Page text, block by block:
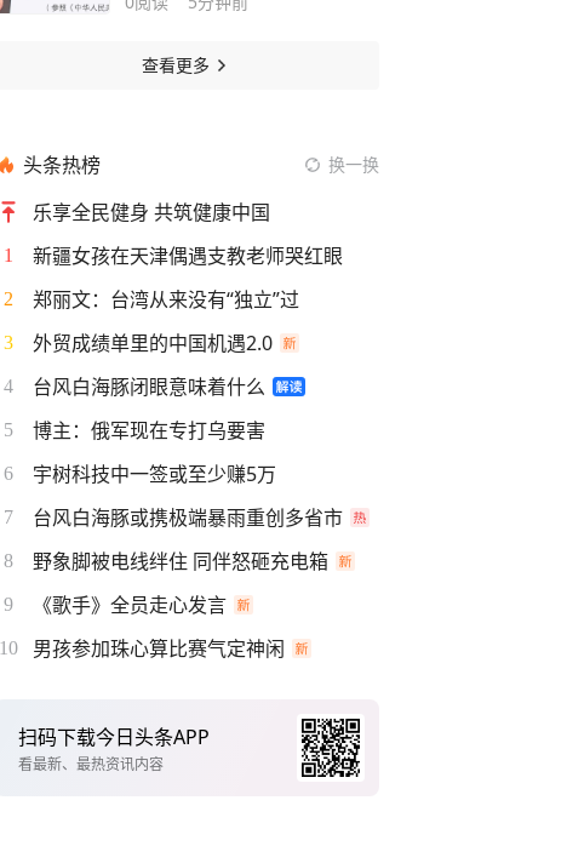
查看更多
头条热榜 换一换
乐享全民健身 共筑健康中国
1 新疆女孩在天津偶遇支教老师哭红眼
2 郑丽文：台湾从来没有“独立”过
3 外贸成绩单里的中国机遇2.0
4 台风白海豚闭眼意味着什么
5 博主：俄军现在专打乌要害
6 宇树科技中一签或至少赚5万
7 台风白海豚或携极端暴雨重创多省市
8 野象脚被电线绊住 同伴怒砸充电箱
9 《歌手》全员走心发言
10 男孩参加珠心算比赛气定神闲
扫码下载今日头条APP
看最新、最热资讯内容